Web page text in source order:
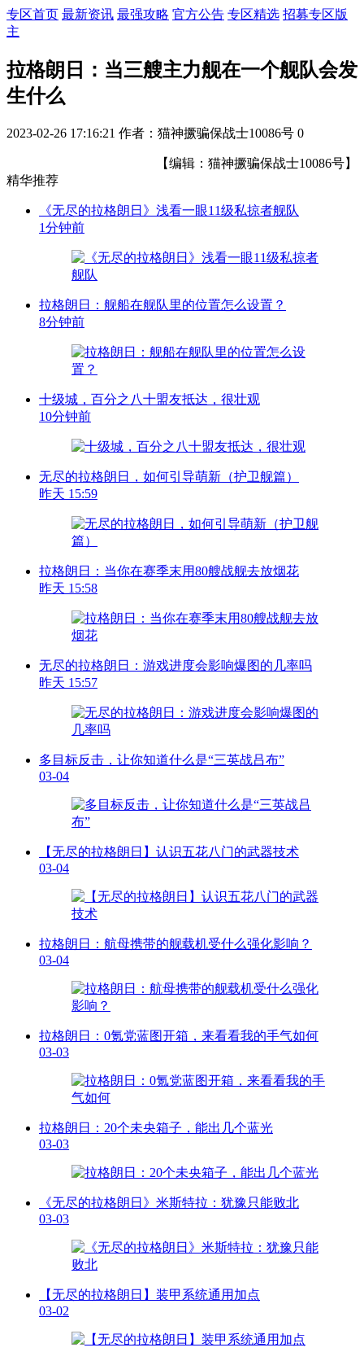
专区首页 最新资讯 最强攻略 官方公告 专区精选 招募专区版
主
拉格朗日：当三艘主力舰在一个舰队会发
生什么
2023-02-26 17:16:21 作者：猫神撅骗保战士10086号 0
【编辑：猫神撅骗保战士10086号】
精华推荐
《无尽的拉格朗日》浅看一眼11级私掠者舰队
1分钟前
拉格朗日：舰船在舰队里的位置怎么设置？
8分钟前
十级城，百分之八十盟友抵达，很壮观
10分钟前
无尽的拉格朗日，如何引导萌新（护卫舰篇）
昨天 15:59
拉格朗日：当你在赛季末用80艘战舰去放烟花
昨天 15:58
无尽的拉格朗日：游戏进度会影响爆图的几率吗
昨天 15:57
多目标反击，让你知道什么是“三英战吕布”
03-04
【无尽的拉格朗日】认识五花八门的武器技术
03-04
拉格朗日：航母携带的舰载机受什么强化影响？
03-04
拉格朗日：0氪党蓝图开箱，来看看我的手气如何
03-03
拉格朗日：20个未央箱子，能出几个蓝光
03-03
《无尽的拉格朗日》米斯特拉：犹豫只能败北
03-03
【无尽的拉格朗日】装甲系统通用加点
03-02